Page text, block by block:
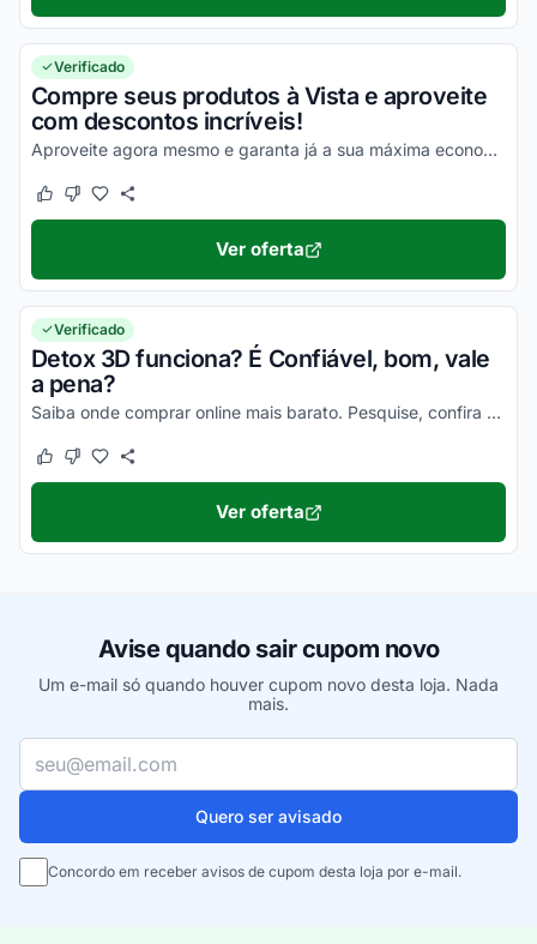
Verificado
Compre seus produtos à Vista e aproveite
com descontos incríveis!
Aproveite agora mesmo e garanta já a sua máxima economia!
Este cupom funcionou
Este cupom não funcionou
Ver oferta
Verificado
Detox 3D funciona? É Confiável, bom, vale
a pena?
Saiba onde comprar online mais barato. Pesquise, confira os comentários e constate a eficiência desse item!
Este cupom funcionou
Este cupom não funcionou
Ver oferta
Avise quando sair cupom novo
Um e-mail só quando houver cupom novo desta loja. Nada
mais.
Quero ser avisado
Concordo em receber avisos de cupom desta loja por e-mail.